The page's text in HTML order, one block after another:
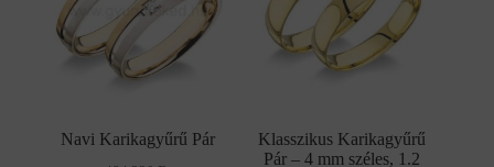
Navi Karikagyűrű Pár
Klasszikus Karikagyűrű
Pár – 4 mm széles, 1.2